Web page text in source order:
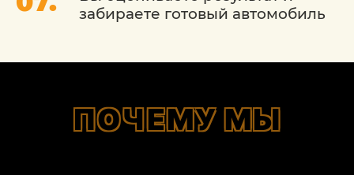
забираете готовый автомобиль
ПОЧЕМУ МЫ